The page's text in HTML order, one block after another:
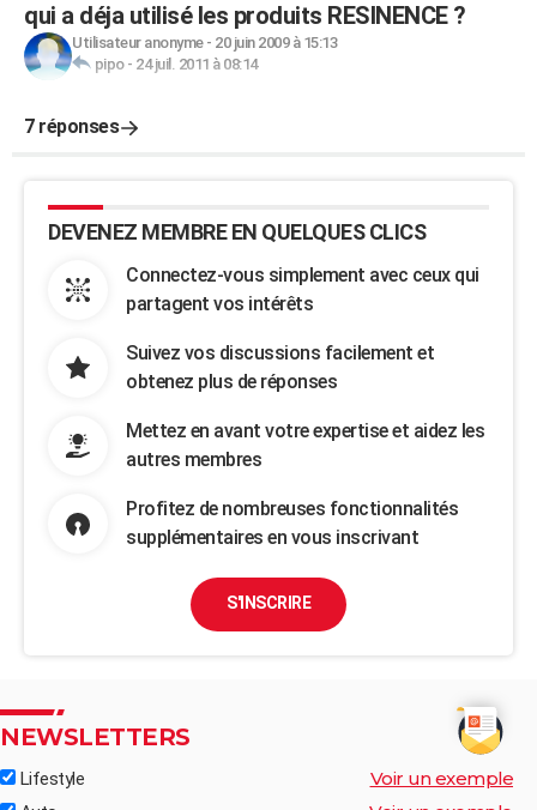
qui a déja utilisé les produits RESINENCE ?
Utilisateur anonyme- 20 juin 2009 à 15:13
pipo- 24 juil. 2011 à 08:14
7 réponses
DEVENEZ MEMBRE EN QUELQUES CLICS
Connectez-vous simplement avec ceux qui
partagent vos intérêts
Suivez vos discussions facilement et
obtenez plus de réponses
Mettez en avant votre expertise et aidez les
autres membres
Profitez de nombreuses fonctionnalités
supplémentaires en vous inscrivant
S'INSCRIRE
NEWSLETTERS
Lifestyle Voir un exemple